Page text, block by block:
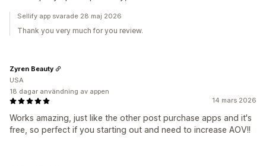
Sellify app svarade 28 maj 2026
Thank you very much for you review.
14 mars 2026
Works amazing, just like the other post purchase apps and it's
free, so perfect if you starting out and need to increase AOV!!
Zyren Beauty
USA
18 dagar användning av appen